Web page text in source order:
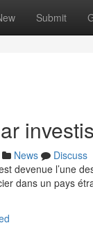
Submit
News
Discuss
devenue l’une
dans un pays